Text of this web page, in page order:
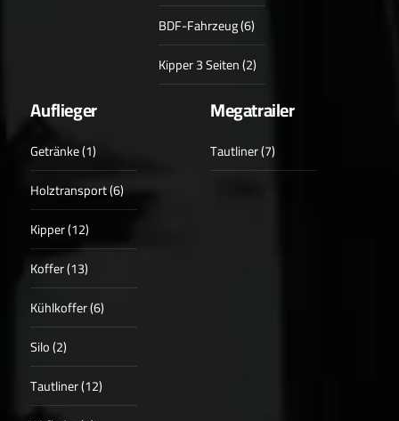
BDF-Fahrzeug (6)
Kipper 3 Seiten (2)
Auflieger
Getränke (1)
Holztransport (6)
Kipper (12)
Koffer (13)
Kühlkoffer (6)
Silo (2)
Tautliner (12)
Megatrailer
Tautliner (7)